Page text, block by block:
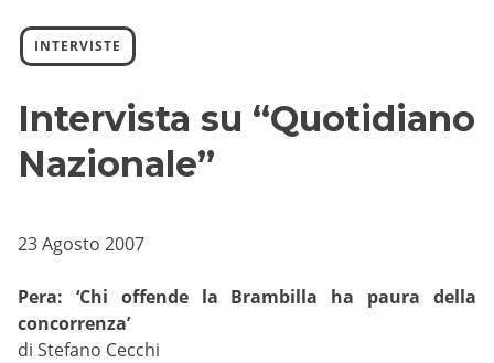
INTERVISTE
Intervista su “Quotidiano
Nazionale”
23 Agosto 2007
Pera: ‘Chi offende la Brambilla ha paura della
concorrenza’
di Stefano Cecchi